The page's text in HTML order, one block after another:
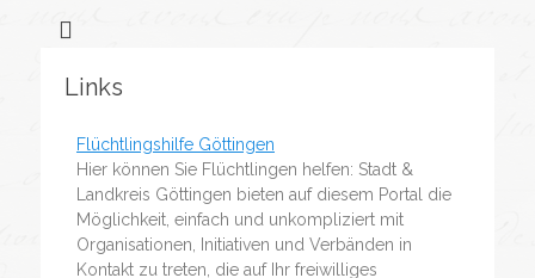
Links
Flüchtlingshilfe Göttingen
Hier können Sie Flüchtlingen helfen: Stadt &
Landkreis Göttingen bieten auf diesem Portal die
Möglichkeit, einfach und unkompliziert mit
Organisationen, Initiativen und Verbänden in
Kontakt zu treten, die auf Ihr freiwilliges